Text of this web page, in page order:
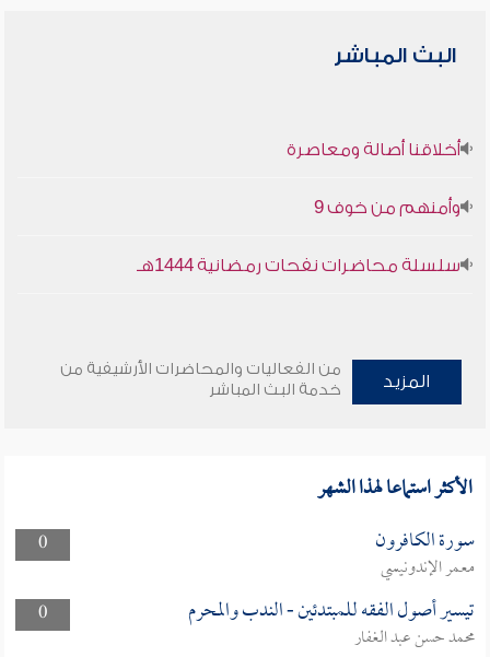
البث المباشر
أخلاقنا أصالة ومعاصرة
وأمنهم من خوف 9
سلسلة محاضرات نفحات رمضانية 1444هـ
المزيد
من الفعاليات والمحاضرات الأرشيفية من
خدمة البث المباشر
الأكثر استماعا لهذا الشهر
0 سورة الكافرون
معمر الإندونيسي
0
تيسير أصول الفقه للمبتدئين - الندب والمحرم
محمد حسن عبد الغفار